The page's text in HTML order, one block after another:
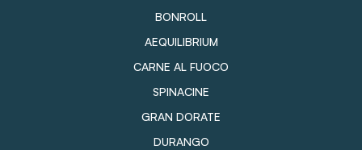
BONROLL
AEQUILIBRIUM
CARNE AL FUOCO
SPINACINE
GRAN DORATE
DURANGO